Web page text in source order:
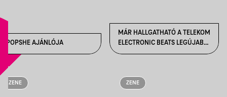
A POPSHE AJÁNLÓJA
MÁR HALLGATHATÓ A TELEKOM
ELECTRONIC BEATS LEGÚJABB
VÁLOGATÁSLEMEZE - ITT A
ZENE ZENE